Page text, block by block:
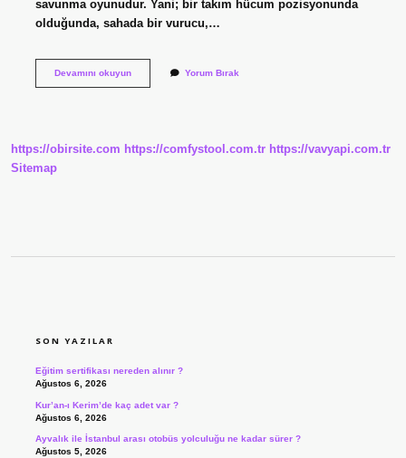
savunma oyunudur. Yani; bir takım hücum pozisyonunda
olduğunda, sahada bir vurucu,…
Devamını okuyunBeyzbolda
Yorum Bırak
https://obirsite.com https://comfystool.com.tr https://vavyapi.com.tr
Sitemap
SON YAZILAR
Eğitim sertifikası nereden alınır ?
Ağustos 6, 2026
Kur’an-ı Kerim’de kaç adet var ?
Ağustos 6, 2026
Ayvalık ile İstanbul arası otobüs yolculuğu ne kadar sürer ?
Ağustos 5, 2026